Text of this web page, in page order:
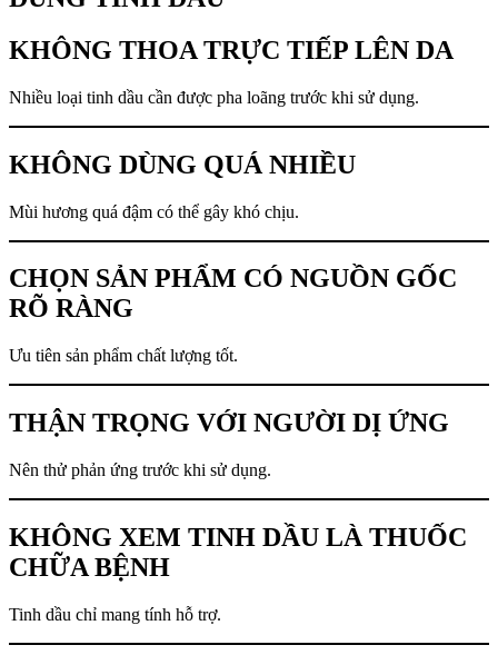
KHÔNG THOA TRỰC TIẾP LÊN DA
Nhiều loại tinh dầu cần được pha loãng trước khi sử dụng.
KHÔNG DÙNG QUÁ NHIỀU
Mùi hương quá đậm có thể gây khó chịu.
CHỌN SẢN PHẨM CÓ NGUỒN GỐC
RÕ RÀNG
Ưu tiên sản phẩm chất lượng tốt.
THẬN TRỌNG VỚI NGƯỜI DỊ ỨNG
Nên thử phản ứng trước khi sử dụng.
KHÔNG XEM TINH DẦU LÀ THUỐC
CHỮA BỆNH
Tinh dầu chỉ mang tính hỗ trợ.